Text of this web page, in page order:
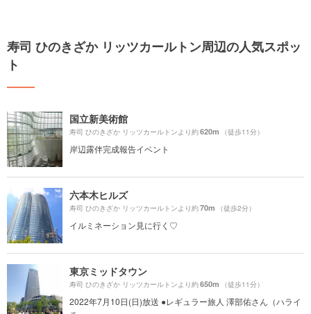
寿司 ひのきざか リッツカールトン周辺の人気スポッ
ト
国立新美術館
寿司 ひのきざか リッツカールトンより約620m （徒歩11分）
岸辺露伴完成報告イベント
六本木ヒルズ
寿司 ひのきざか リッツカールトンより約70m （徒歩2分）
イルミネーション見に行く♡
東京ミッドタウン
寿司 ひのきざか リッツカールトンより約650m （徒歩11分）
2022年7月10日(日)放送 ●レギュラー旅人 澤部佑さん（ハライ